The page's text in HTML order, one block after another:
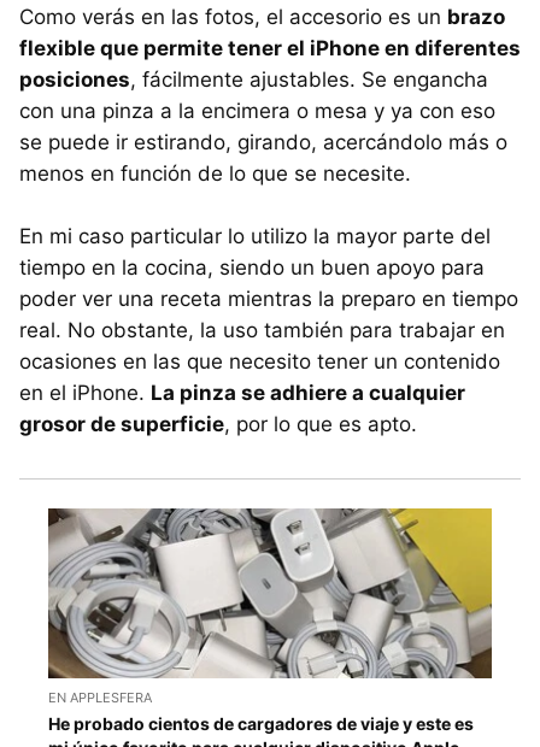
Como verás en las fotos, el accesorio es un brazo
flexible que permite tener el iPhone en diferentes
posiciones, fácilmente ajustables. Se engancha
con una pinza a la encimera o mesa y ya con eso
se puede ir estirando, girando, acercándolo más o
menos en función de lo que se necesite.
En mi caso particular lo utilizo la mayor parte del
tiempo en la cocina, siendo un buen apoyo para
poder ver una receta mientras la preparo en tiempo
real. No obstante, la uso también para trabajar en
ocasiones en las que necesito tener un contenido
en el iPhone. La pinza se adhiere a cualquier
grosor de superficie, por lo que es apto.
EN APPLESFERA
He probado cientos de cargadores de viaje y este es